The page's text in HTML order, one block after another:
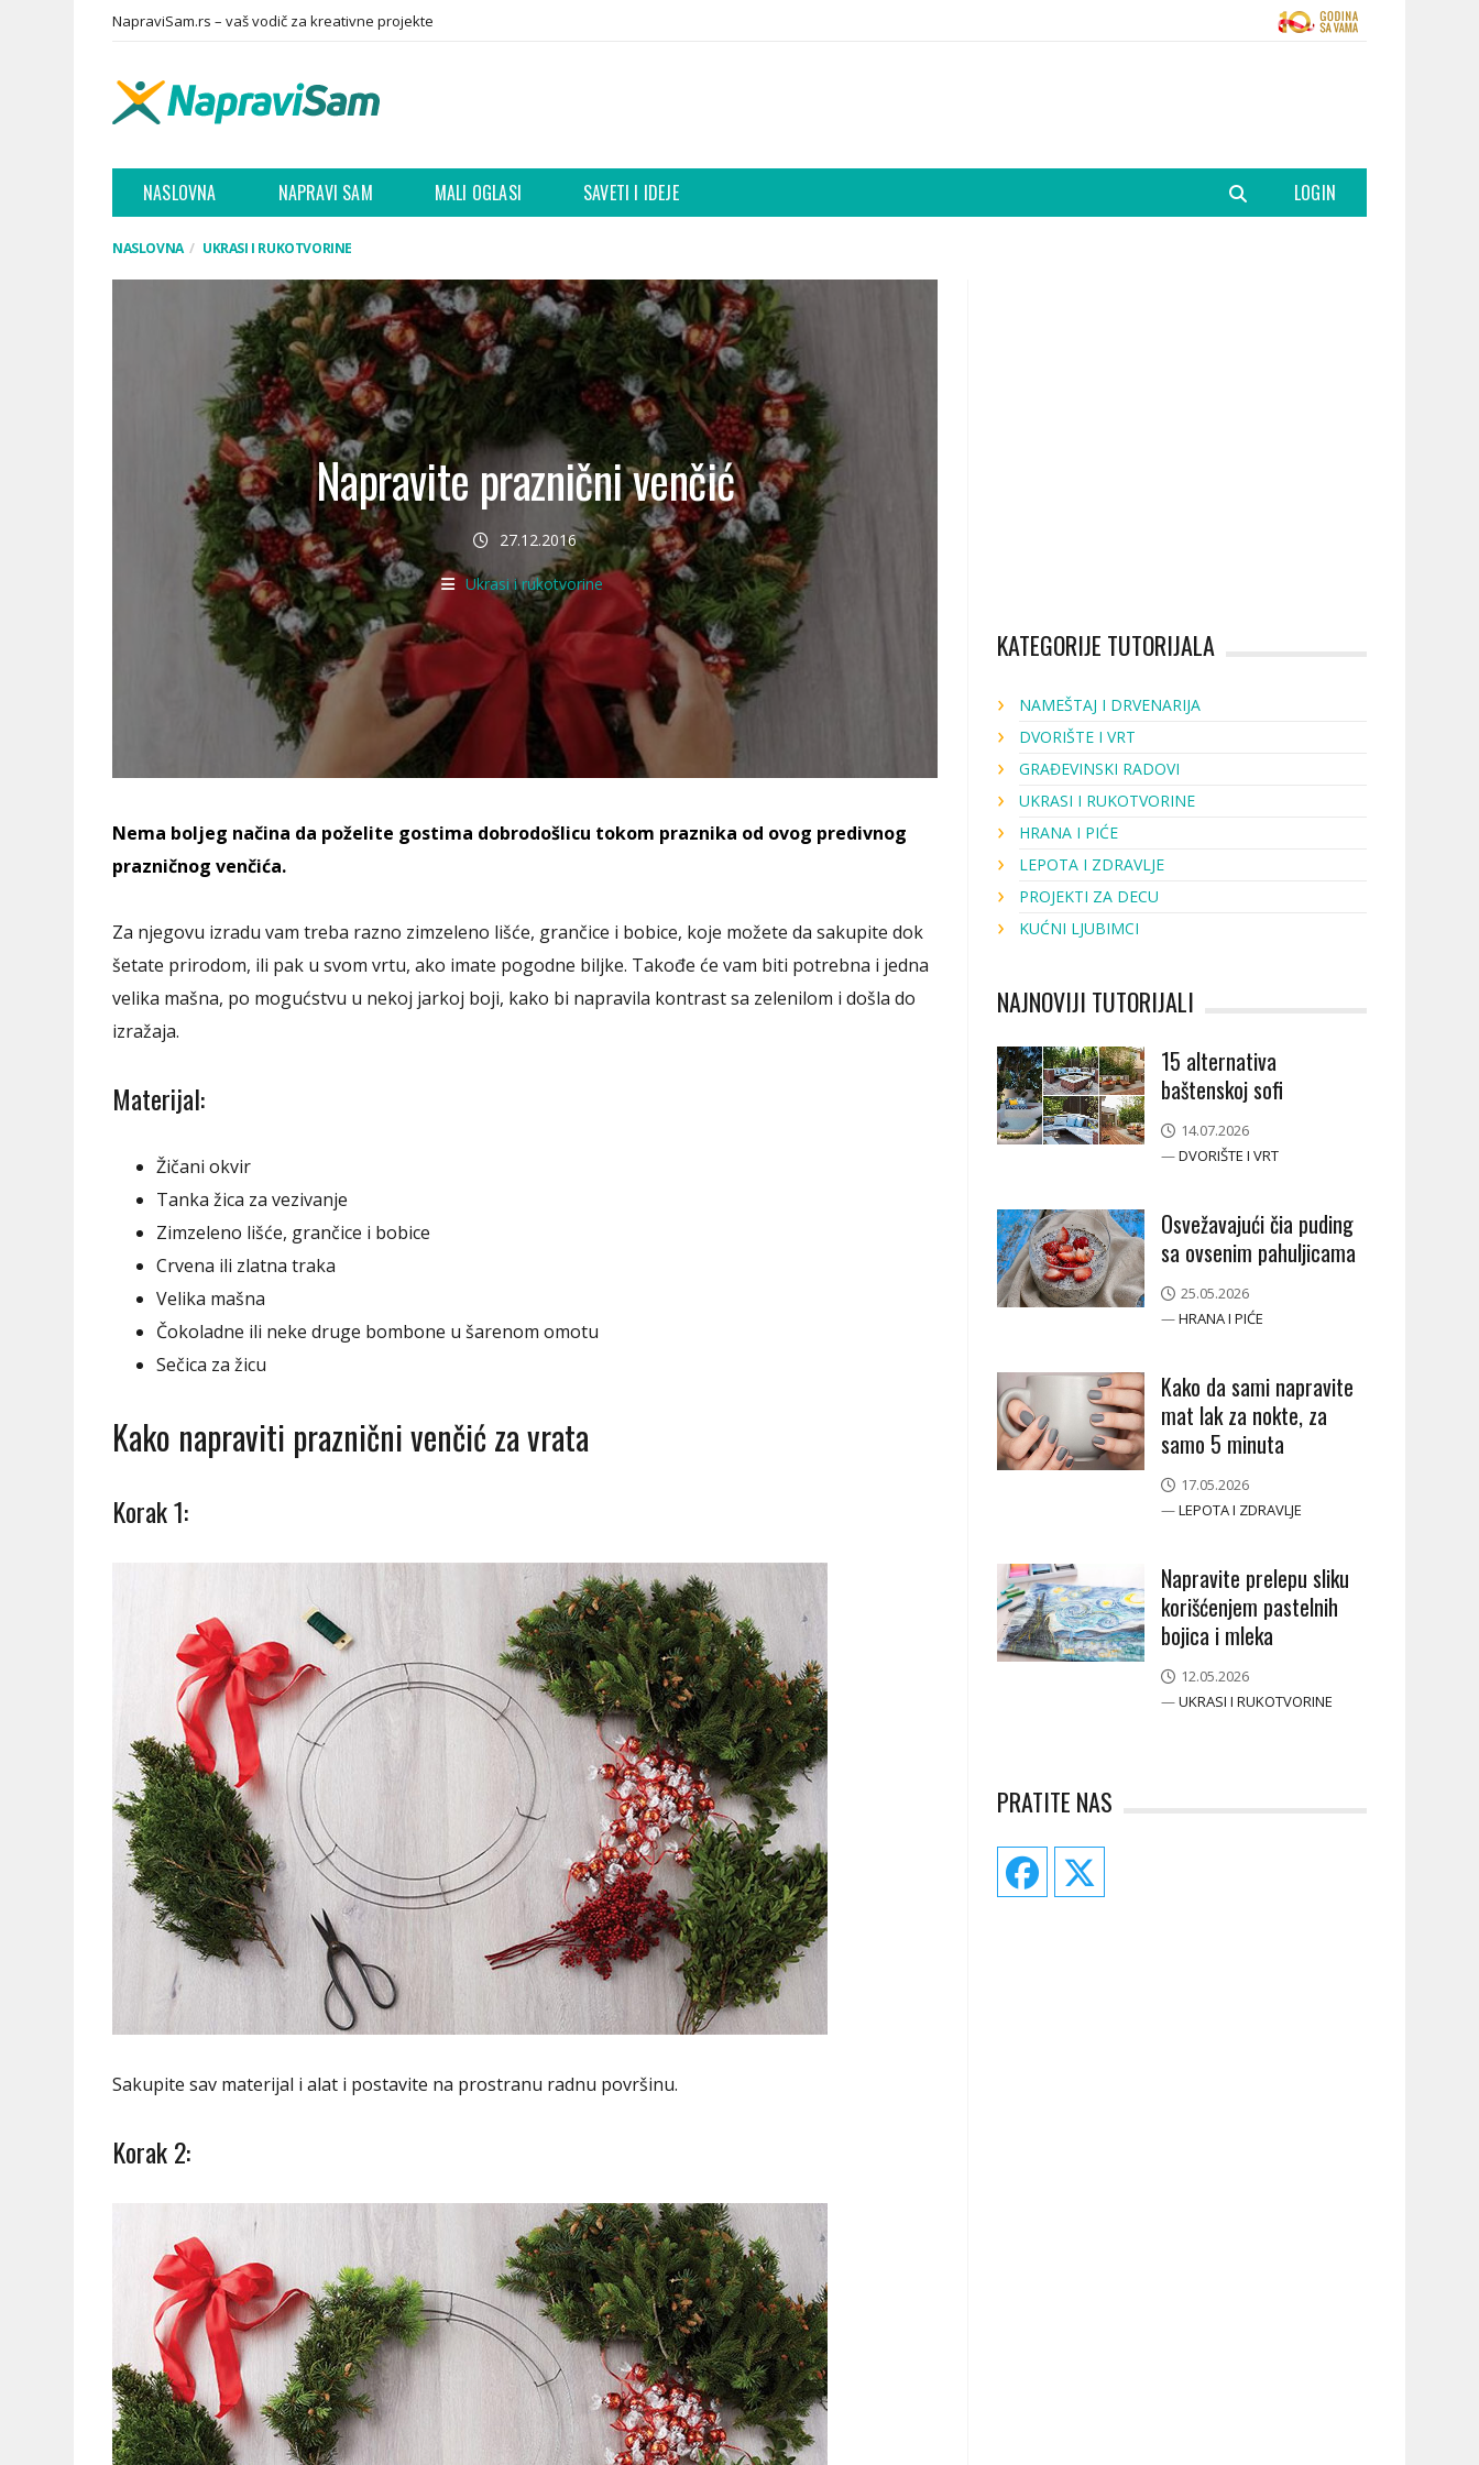
NapraviSam.rs – vaš vodič za kreativne projekte
NASLOVNA NAPRAVI SAM MALI OGLASI SAVETI I IDEJE LOGIN
NASLOVNA UKRASI I RUKOTVORINE
Napravite praznični venčić
27.12.2016
Ukrasi i rukotvorine
Nema boljeg načina da poželite gostima dobrodošlicu tokom praznika od ovog predivnog
prazničnog venčića.
Za njegovu izradu vam treba razno zimzeleno lišće, grančice i bobice, koje možete da sakupite dok
šetate prirodom, ili pak u svom vrtu, ako imate pogodne biljke. Takođe će vam biti potrebna i jedna
velika mašna, po mogućstvu u nekoj jarkoj boji, kako bi napravila kontrast sa zelenilom i došla do
izražaja.
Materijal:
Žičani okvir
Tanka žica za vezivanje
Zimzeleno lišće, grančice i bobice
Crvena ili zlatna traka
Velika mašna
Čokoladne ili neke druge bombone u šarenom omotu
Sečica za žicu
Kako napraviti praznični venčić za vrata
Korak 1:
Sakupite sav materijal i alat i postavite na prostranu radnu površinu.
Korak 2:
KATEGORIJE TUTORIJALA
NAMEŠTAJ I DRVENARIJA
DVORIŠTE I VRT
GRAĐEVINSKI RADOVI
UKRASI I RUKOTVORINE
HRANA I PIĆE
LEPOTA I ZDRAVLJE
PROJEKTI ZA DECU
KUĆNI LJUBIMCI
NAJNOVIJI TUTORIJALI
15 alternativa
baštenskoj sofi
14.07.2026
—DVORIŠTE I VRT
Osvežavajući čia puding
sa ovsenim pahuljicama
25.05.2026
—HRANA I PIĆE
Kako da sami napravite
mat lak za nokte, za
samo 5 minuta
17.05.2026
—LEPOTA I ZDRAVLJE
Napravite prelepu sliku
korišćenjem pastelnih
bojica i mleka
12.05.2026
—UKRASI I RUKOTVORINE
PRATITE NAS